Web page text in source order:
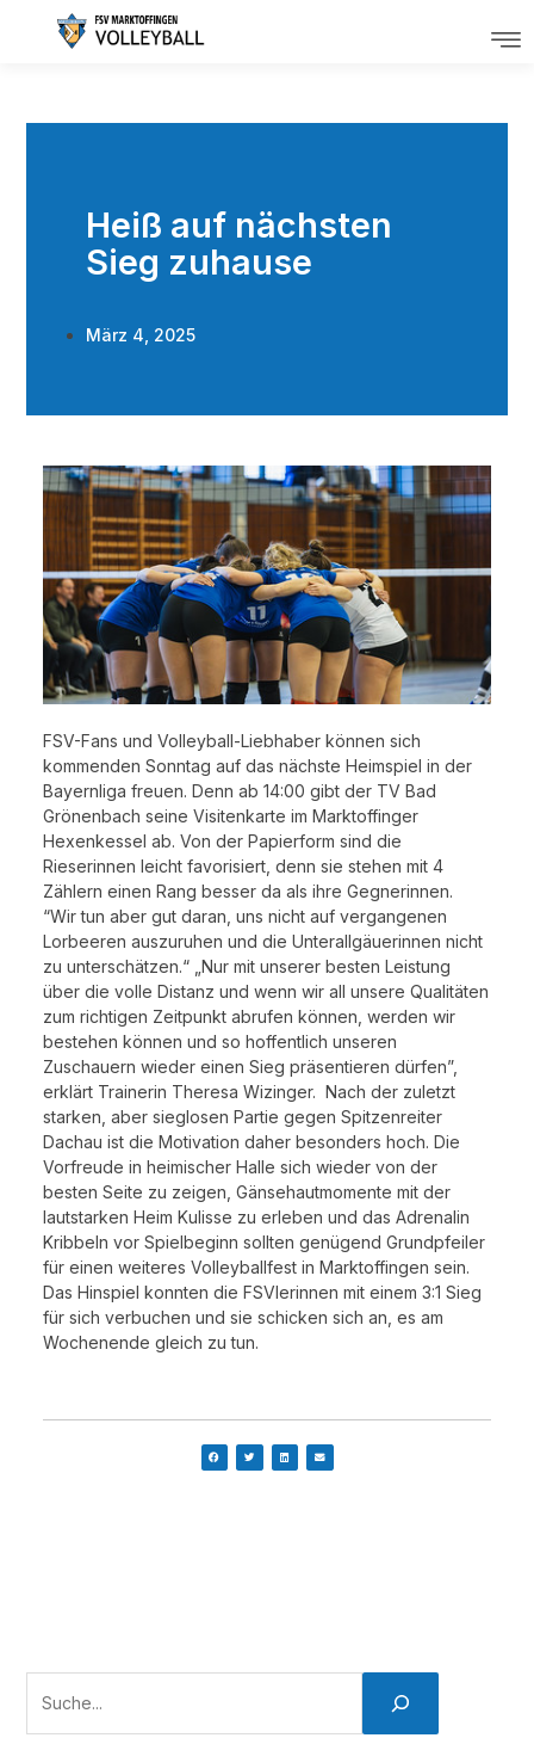
Heiß auf nächsten
Sieg zuhause
März 4, 2025
FSV-Fans und Volleyball-Liebhaber können sich
kommenden Sonntag auf das nächste Heimspiel in der
Bayernliga freuen. Denn ab 14:00 gibt der TV Bad
Grönenbach seine Visitenkarte im Marktoffinger
Hexenkessel ab. Von der Papierform sind die
Rieserinnen leicht favorisiert, denn sie stehen mit 4
Zählern einen Rang besser da als ihre Gegnerinnen.
“Wir tun aber gut daran, uns nicht auf vergangenen
Lorbeeren auszuruhen und die Unterallgäuerinnen nicht
zu unterschätzen.“ „Nur mit unserer besten Leistung
über die volle Distanz und wenn wir all unsere Qualitäten
zum richtigen Zeitpunkt abrufen können, werden wir
bestehen können und so hoffentlich unseren
Zuschauern wieder einen Sieg präsentieren dürfen”,
erklärt Trainerin Theresa Wizinger. Nach der zuletzt
starken, aber sieglosen Partie gegen Spitzenreiter
Dachau ist die Motivation daher besonders hoch. Die
Vorfreude in heimischer Halle sich wieder von der
besten Seite zu zeigen, Gänsehautmomente mit der
lautstarken Heim Kulisse zu erleben und das Adrenalin
Kribbeln vor Spielbeginn sollten genügend Grundpfeiler
für einen weiteres Volleyballfest in Marktoffingen sein.
Das Hinspiel konnten die FSVlerinnen mit einem 3:1 Sieg
für sich verbuchen und sie schicken sich an, es am
Wochenende gleich zu tun.